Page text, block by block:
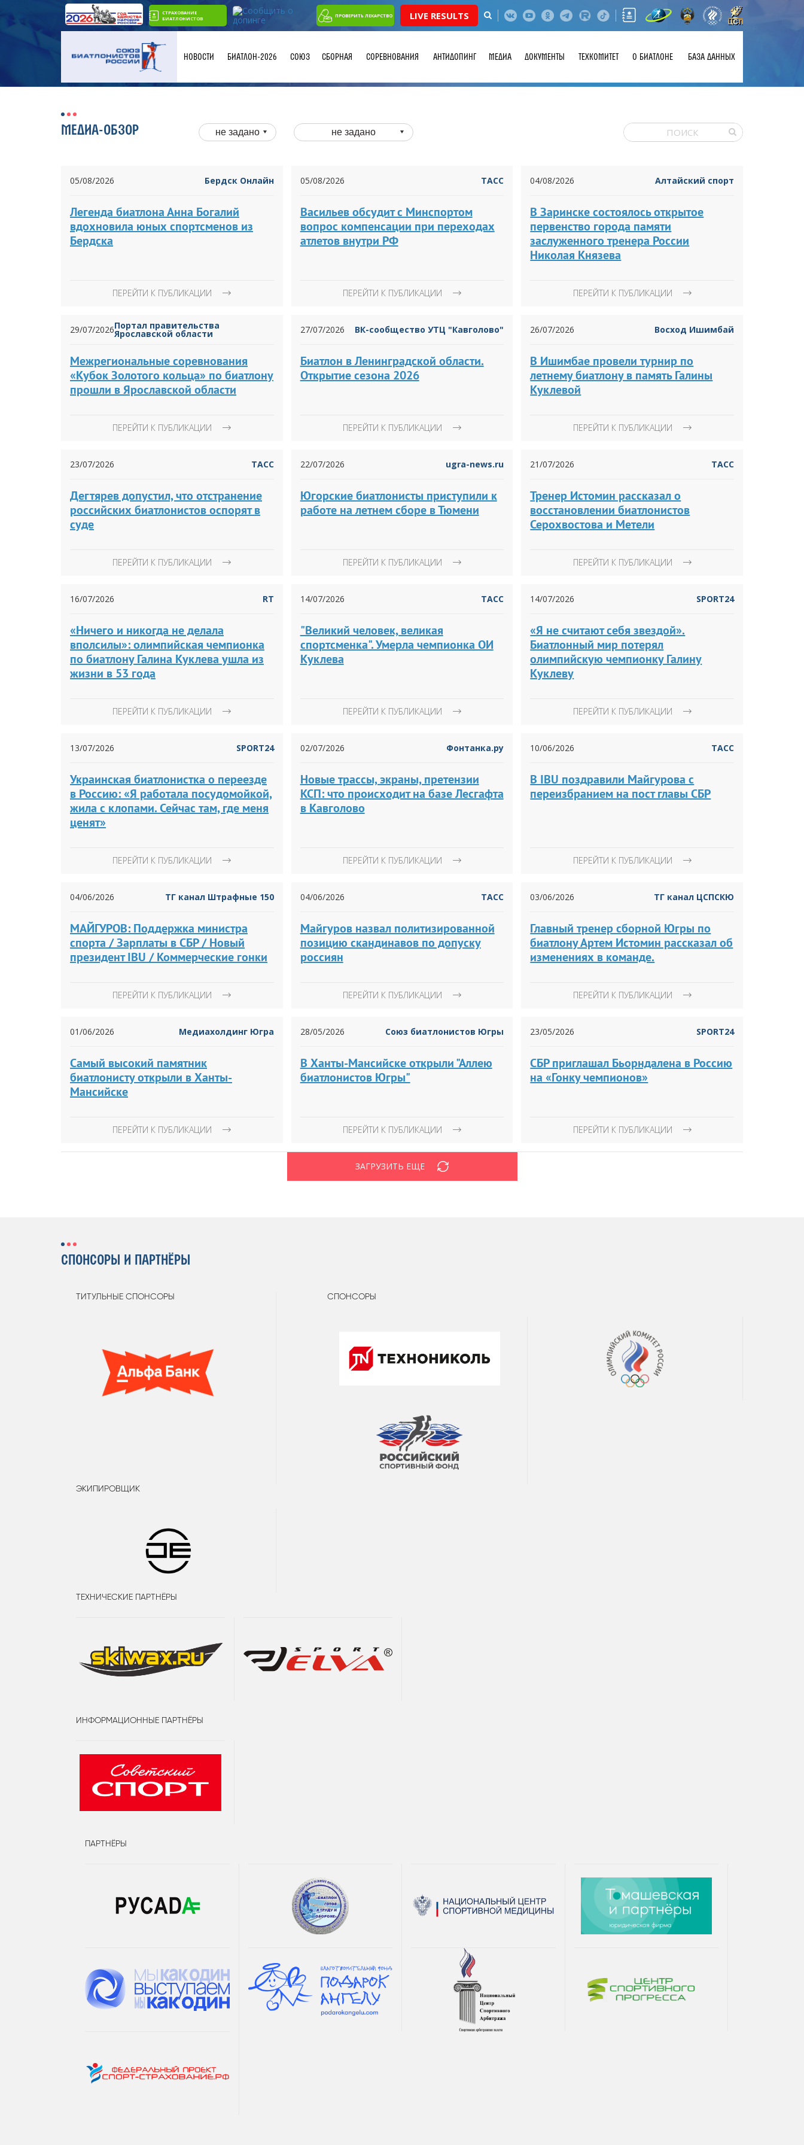
СТРАХОВАНИЕ
БИАТЛОНИСТОВ
ПРОВЕРИТЬ ЛЕКАРСТВО LIVE RESULTS
НОВОСТИ БИАТЛОН-2026 СОЮЗ СБОРНАЯ СОРЕВНОВАНИЯ АНТИДОПИНГ МЕДИА ДОКУМЕНТЫ ТЕХКОМИТЕТ О БИАТЛОНЕ БАЗА ДАННЫХ
МЕДИА-ОБЗОР не задано не задано
05/08/2026 Бердск Онлайн
Легенда биатлона Анна Богалий
вдохновила юных спортсменов из
Бердска
ПЕРЕЙТИ К ПУБЛИКАЦИИ
05/08/2026 ТАСС
Васильев обсудит с Минспортом
вопрос компенсации при переходах
атлетов внутри РФ
ПЕРЕЙТИ К ПУБЛИКАЦИИ
04/08/2026 Алтайский спорт
В Заринске состоялось открытое
первенство города памяти
заслуженного тренера России
Николая Князева
ПЕРЕЙТИ К ПУБЛИКАЦИИ
29/07/2026Портал правительства
Ярославской области
Межрегиональные соревнования
«Кубок Золотого кольца» по биатлону
прошли в Ярославской области
ПЕРЕЙТИ К ПУБЛИКАЦИИ
27/07/2026 ВК-сообщество УТЦ "Кавголово"
Биатлон в Ленинградской области.
Открытие сезона 2026
ПЕРЕЙТИ К ПУБЛИКАЦИИ
26/07/2026 Восход Ишимбай
В Ишимбае провели турнир по
летнему биатлону в память Галины
Куклевой
ПЕРЕЙТИ К ПУБЛИКАЦИИ
23/07/2026 ТАСС
Дегтярев допустил, что отстранение
российских биатлонистов оспорят в
суде
ПЕРЕЙТИ К ПУБЛИКАЦИИ
22/07/2026 ugra-news.ru
Югорские биатлонисты приступили к
работе на летнем сборе в Тюмени
ПЕРЕЙТИ К ПУБЛИКАЦИИ
21/07/2026 ТАСС
Тренер Истомин рассказал о
восстановлении биатлонистов
Серохвостова и Метели
ПЕРЕЙТИ К ПУБЛИКАЦИИ
16/07/2026 RT
«Ничего и никогда не делала
вполсилы»: олимпийская чемпионка
по биатлону Галина Куклева ушла из
жизни в 53 года
ПЕРЕЙТИ К ПУБЛИКАЦИИ
14/07/2026 ТАСС
"Великий человек, великая
спортсменка". Умерла чемпионка ОИ
Куклева
ПЕРЕЙТИ К ПУБЛИКАЦИИ
14/07/2026 SPORT24
«Я не считают себя звездой».
Биатлонный мир потерял
олимпийскую чемпионку Галину
Куклеву
ПЕРЕЙТИ К ПУБЛИКАЦИИ
13/07/2026 SPORT24
Украинская биатлонистка о переезде
в Россию: «Я работала посудомойкой,
жила с клопами. Сейчас там, где меня
ценят»
ПЕРЕЙТИ К ПУБЛИКАЦИИ
02/07/2026 Фонтанка.ру
Новые трассы, экраны, претензии
КСП: что происходит на базе Лесгафта
в Кавголово
ПЕРЕЙТИ К ПУБЛИКАЦИИ
10/06/2026 ТАСС
В IBU поздравили Майгурова с
переизбранием на пост главы СБР
ПЕРЕЙТИ К ПУБЛИКАЦИИ
04/06/2026 ТГ канал Штрафные 150
МАЙГУРОВ: Поддержка министра
спорта / Зарплаты в СБР / Новый
президент IBU / Коммерческие гонки
ПЕРЕЙТИ К ПУБЛИКАЦИИ
04/06/2026 ТАСС
Майгуров назвал политизированной
позицию скандинавов по допуску
россиян
ПЕРЕЙТИ К ПУБЛИКАЦИИ
03/06/2026 ТГ канал ЦСПСКЮ
Главный тренер сборной Югры по
биатлону Артем Истомин рассказал об
изменениях в команде.
ПЕРЕЙТИ К ПУБЛИКАЦИИ
01/06/2026 Медиахолдинг Югра
Самый высокий памятник
биатлонисту открыли в Ханты-
Мансийске
ПЕРЕЙТИ К ПУБЛИКАЦИИ
28/05/2026 Союз биатлонистов Югры
В Ханты-Мансийске открыли "Аллею
биатлонистов Югры"
ПЕРЕЙТИ К ПУБЛИКАЦИИ
23/05/2026 SPORT24
СБР приглашал Бьорндалена в Россию
на «Гонку чемпионов»
ПЕРЕЙТИ К ПУБЛИКАЦИИ
ЗАГРУЗИТЬ ЕЩЕ
СПОНСОРЫ И ПАРТНЁРЫ
ТИТУЛЬНЫЕ СПОНСОРЫ СПОНСОРЫ
ЭКИПИРОВЩИК
ТЕХНИЧЕСКИЕ ПАРТНЁРЫ
ИНФОРМАЦИОННЫЕ ПАРТНЁРЫ
ПАРТНЁРЫ